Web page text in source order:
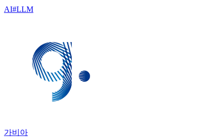
AI#LLM
가비아